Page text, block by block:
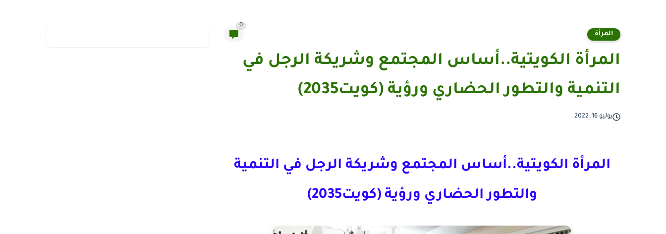
المرأة
0
المرأة الكويتية..أساس المجتمع وشريكة الرجل في
التنمية والتطور الحضاري ورؤية (كويت2035)
يوليو 16, 2022
المرأة الكويتية..أساس المجتمع وشريكة الرجل في التنمية
والتطور الحضاري ورؤية (كويت2035)